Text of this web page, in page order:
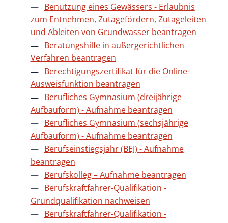
Benutzung eines Gewässers - Erlaubnis
zum Entnehmen, Zutagefördern, Zutageleiten
und Ableiten von Grundwasser beantragen
Beratungshilfe in außergerichtlichen
Verfahren beantragen
Berechtigungszertifikat für die Online-
Ausweisfunktion beantragen
Berufliches Gymnasium (dreijährige
Aufbauform) - Aufnahme beantragen
Berufliches Gymnasium (sechsjährige
Aufbauform) - Aufnahme beantragen
Berufseinstiegsjahr (BEJ) - Aufnahme
beantragen
Berufskolleg – Aufnahme beantragen
Berufskraftfahrer-Qualifikation -
Grundqualifikation nachweisen
Berufskraftfahrer-Qualifikation -